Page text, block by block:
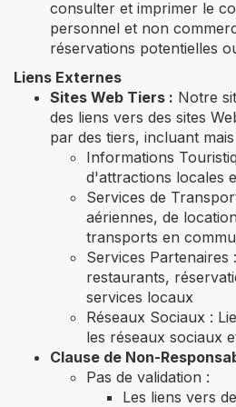
consulter et imprimer le
personnel et non
réservations potentielles
Liens Externes
Sites Web Tiers : Notre
des liens vers des sites
par des tiers, incluant
Informations
d'attractions locales
Services de
aériennes, de
transports en
Services Partenaires
restaurants,
services locaux
Réseaux Sociaux :
les réseaux sociaux
Clause de Non-
Pas de validation :
Les liens vers